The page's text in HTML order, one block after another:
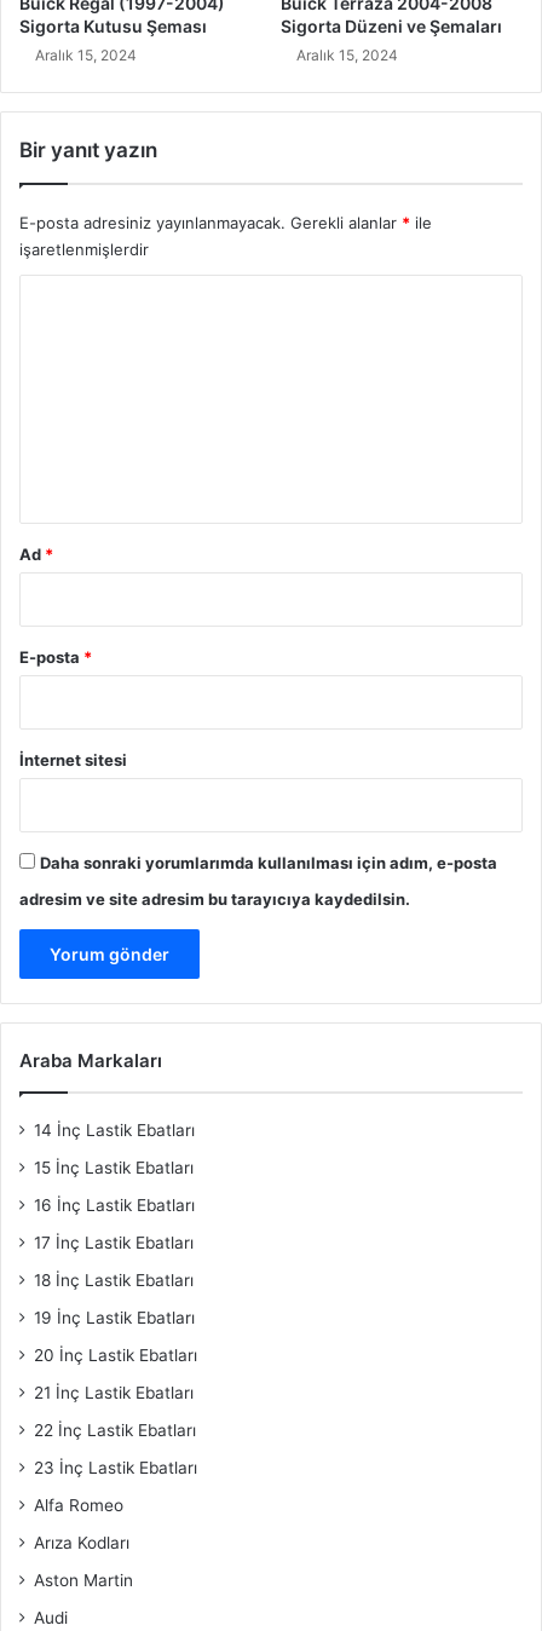
Sigorta Kutusu Şeması
Aralık 15, 2024
Sigorta Düzeni ve Şemaları
Aralık 15, 2024
Bir yanıt yazın
E-posta adresiniz yayınlanmayacak. Gerekli alanlar * ile
işaretlenmişlerdir
Ad *
E-posta *
İnternet sitesi
Daha sonraki yorumlarımda kullanılması için adım, e-posta
adresim ve site adresim bu tarayıcıya kaydedilsin.
Araba Markaları
14 İnç Lastik Ebatları
15 İnç Lastik Ebatları
16 İnç Lastik Ebatları
17 İnç Lastik Ebatları
18 İnç Lastik Ebatları
19 İnç Lastik Ebatları
20 İnç Lastik Ebatları
21 İnç Lastik Ebatları
22 İnç Lastik Ebatları
23 İnç Lastik Ebatları
Alfa Romeo
Arıza Kodları
Aston Martin
Audi